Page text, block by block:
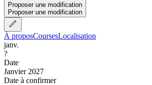
Proposer une modification
Proposer une modification
À proposCoursesLocalisation
janv.
?
Date
Janvier 2027
Date à confirmer